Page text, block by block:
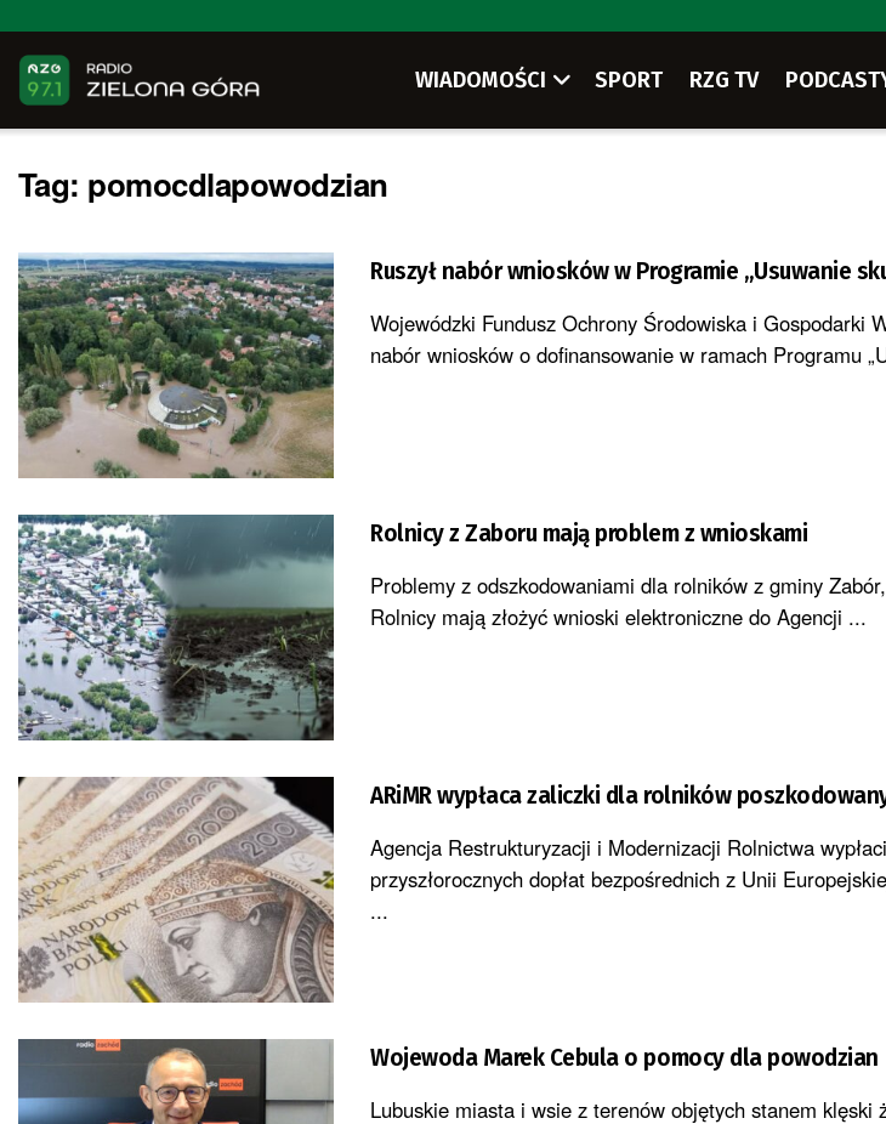
WIADOMOŚCI SPORT RZG TV
Tag: pomocdlapowodzian
Ruszył nabór wniosków w Programie „Usuwanie
Wojewódzki Fundusz Ochrony Środowiska i Gospodarki
nabór wniosków o dofinansowanie w ramach Programu
Rolnicy z Zaboru mają problem z wnioskami
Problemy z odszkodowaniami dla rolników z gminy
Rolnicy mają złożyć wnioski elektroniczne do Agencji ...
ARiMR wypłaca zaliczki dla rolników
Agencja Restrukturyzacji i Modernizacji Rolnictwa
przyszłorocznych dopłat bezpośrednich z Unii
...
Wojewoda Marek Cebula o pomocy dla powodzian
Lubuskie miasta i wsie z terenów objętych stanem klęski